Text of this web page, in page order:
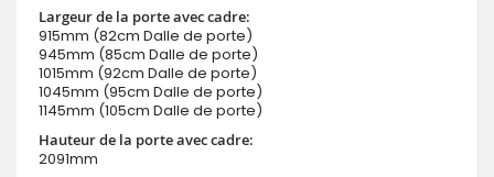
Largeur de la porte avec cadre:
915mm (82cm Dalle de porte)
945mm (85cm Dalle de porte)
1015mm (92cm Dalle de porte)
1045mm (95cm Dalle de porte)
1145mm (105cm Dalle de porte)
Hauteur de la porte avec cadre:
2091mm